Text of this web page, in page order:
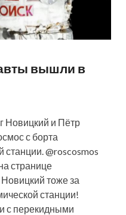
вышли в
Новицкий и Пётр
с борта
@roscosmos
странице
тоже за
станции!
с перекидными